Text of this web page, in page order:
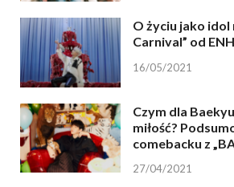
O życiu jako idol
Carnival” od
16/05/2021
Czym dla
miłość?
comebacku z
27/04/2021